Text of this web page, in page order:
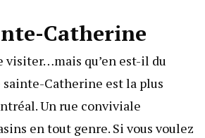
Catherine
visiter…mais qu’en est-il du
sainte-Catherine est la plus
Un rue conviviale
en tout genre. Si vous voulez